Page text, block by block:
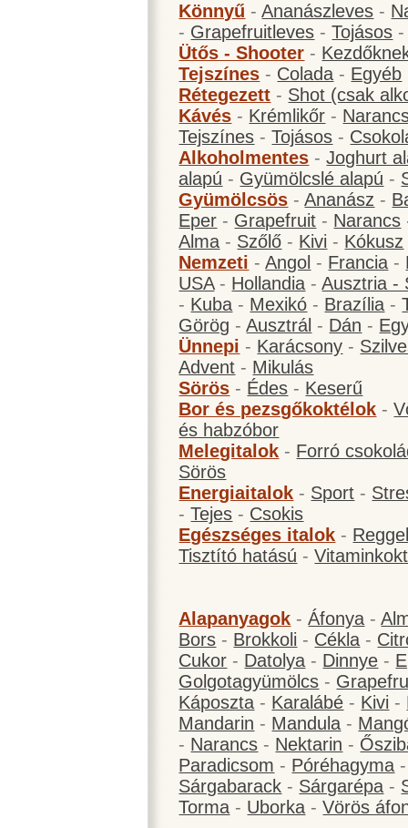
Könnyű -Ananászleves -
- Grapefruitleves -Tojásos
Ütős - Shooter -
Tejszínes - Colada - Egyéb
Rétegezett - Shot (csak
Kávés - Krémlikőr -
Tejszínes -Tojásos -
Alkoholmentes -Joghurt
alapú - Gyümölcslé alapú -
Gyümölcsös -Ananász -
Eper - Grapefruit - Narancs
Alma - Szőlő - Kivi - Kókusz
Nemzeti -Angol - Francia -
USA- Hollandia -Ausztria -
- Kuba - Mexikó - Brazília -
Görög -Ausztrál - Dán -
Ünnepi - Karácsony -
Advent - Mikulás
Sörös - Édes - Keserű
Bor és pezsgőkoktélok -
és habzóbor
Melegitalok - Forró
Sörös
Energiaitalok - Sport -
-Tejes - Csokis
Egészséges italok -
Tisztító hatású -
Alapanyagok -Áfonya -
Bors - Brokkoli - Cékla -
Cukor - Datolya - Dinnye -
Golgotagyümölcs -
Káposzta - Karalábé - Kivi -
Mandarin - Mandula -
- Narancs - Nektarin -
Paradicsom - Póréhagyma
Sárgabarack - Sárgarépa -
Torma - Uborka -Vörös